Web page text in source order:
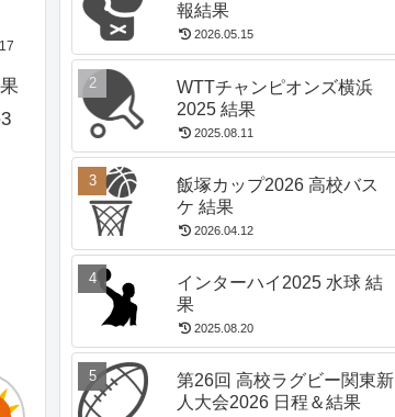
報結果
2026.05.15
WTTチャンピオンズ横浜
2025 結果
2025.08.11
飯塚カップ2026 高校バス
ケ 結果
2026.04.12
インターハイ2025 水球 結
果
2025.08.20
第26回 高校ラグビー関東新
人大会2026 日程＆結果